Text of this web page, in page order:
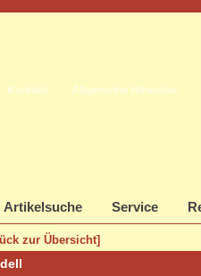
Kontakt Allgemeine Hinweise
Artikelsuche Service
zur Übersicht]